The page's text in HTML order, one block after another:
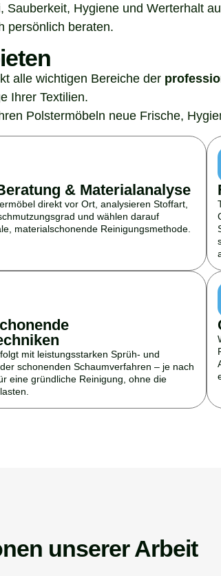
Sauberkeit, Hygiene und Werterhalt
persönlich beraten.
alle wichtigen Bereiche der
Ihrer Textilien.
Polstermöbeln neue Frische,
& Materialanalyse
direkt vor Ort, analysieren Stoffart,
und wählen darauf
materialschonende Reinigungsmethode.
mit leistungsstarken Sprüh- und
schonenden Schaumverfahren – je nach
eine gründliche Reinigung, ohne die
unserer Arbeit